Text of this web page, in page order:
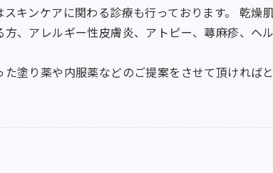
キンケアに関わる診療も行っております。 乾燥
、アレルギー性皮膚炎、アトピー、蕁麻疹、ヘ
塗り薬や内服薬などのご提案をさせて頂ければと